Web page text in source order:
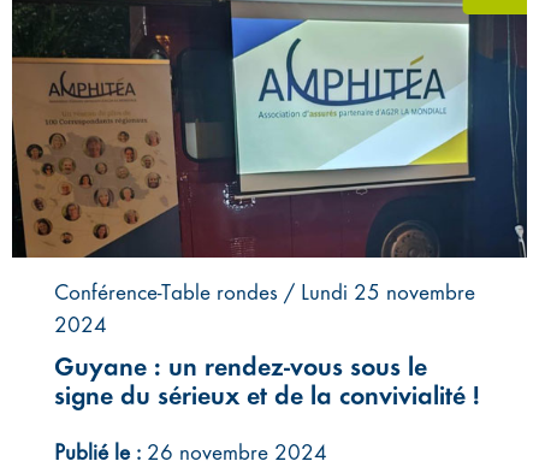
Conférence-Table rondes / Lundi 25 novembre
2024
Guyane : un rendez-vous sous le
signe du sérieux et de la convivialité !
Publié le : 26 novembre 2024